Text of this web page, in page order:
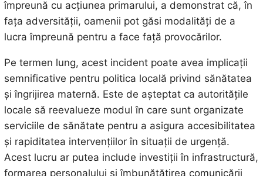
împreună cu acțiunea primarului, a demonstrat că, în
fața adversității, oamenii pot găsi modalități de a
lucra împreună pentru a face față provocărilor.
Pe termen lung, acest incident poate avea implicații
semnificative pentru politica locală privind sănătatea
și îngrijirea maternă. Este de așteptat ca autoritățile
locale să reevalueze modul în care sunt organizate
serviciile de sănătate pentru a asigura accesibilitatea
și rapiditatea intervențiilor în situații de urgență.
Acest lucru ar putea include investiții în infrastructură,
formarea personalului și îmbunătățirea comunicării